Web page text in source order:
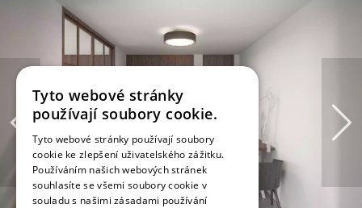
Tyto webové stránky
používají soubory cookie.
Tyto webové stránky používají soubory
cookie ke zlepšení uživatelského zážitku.
Používáním našich webových stránek
souhlasíte se všemi soubory cookie v
souladu s našimi zásadami používání